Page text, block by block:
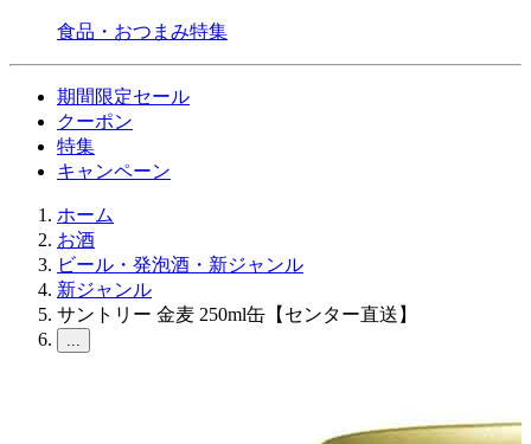
食品・おつまみ特集
期間限定セール
クーポン
特集
キャンペーン
ホーム
お酒
ビール・発泡酒・新ジャンル
新ジャンル
サントリー 金麦 250ml缶【センター直送】
...